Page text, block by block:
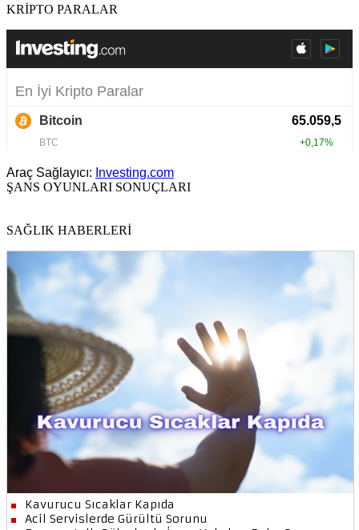
KRİPTO PARALAR
Araç Sağlayıcı: Investing.com
ŞANS OYUNLARI SONUÇLARI
SAĞLIK HABERLERİ